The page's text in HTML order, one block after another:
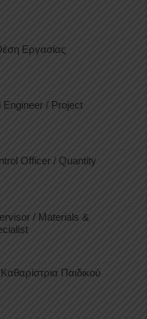
Εργασίας
Engineer / Project
Officer / Quantity
/ Materials &
Παιδικού